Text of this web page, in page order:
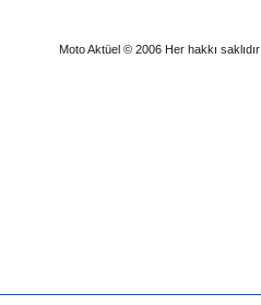
Moto Aktüel © 2006 Her hakkı saklıdır